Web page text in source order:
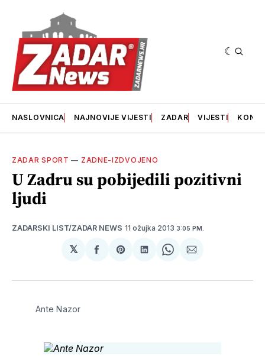
NASLOVNICA NAJNOVIJE VIJESTI ZADAR VIJESTI
ZADAR SPORT — ZADNE-IZDVOJENO
U Zadru su pobijedili pozitivni
ljudi
ZADARSKI LIST/ZADAR NEWS 11 ožujka 2013 3:05 PM.
𝕏
podijeliSharepodijeliSharepodijeli
Ante Nazor